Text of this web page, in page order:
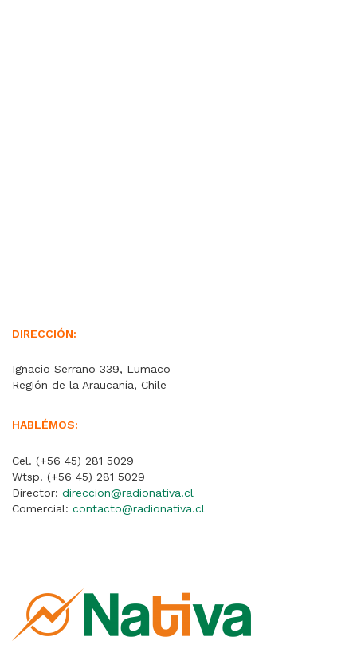
DIRECCIÓN:
Ignacio Serrano 339, Lumaco
Región de la Araucanía, Chile
HABLÉMOS:
Cel. (+56 45) 281 5029
Wtsp. (+56 45) 281 5029
Director: direccion@radionativa.cl
Comercial: contacto@radionativa.cl